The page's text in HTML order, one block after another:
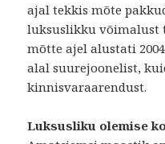
ajal tekkis mõte
luksuslikku võimalust
mõtte ajel alustati
alal suurejoonelist,
kinnisvaraarendust.
Luksusliku olemise